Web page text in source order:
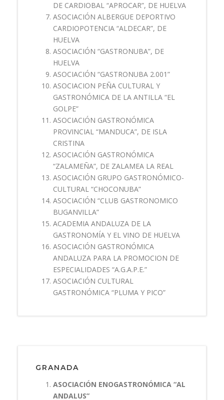
DE CARDIOBAL “APROCAR”, DE HUELVA
ASOCIACIÓN ALBERGUE DEPORTIVO
CARDIOPOTENCIA “ALDECAR”, DE
HUELVA
ASOCIACIÓN “GASTRONUBA”, DE
HUELVA
ASOCIACIÓN “GASTRONUBA 2.001”
ASOCIACION PEÑA CULTURAL Y
GASTRONÓMICA DE LA ANTILLA “EL
GOLPE”
ASOCIACIÓN GASTRONÓMICA
PROVINCIAL “MANDUCA”, DE ISLA
CRISTINA
ASOCIACIÓN GASTRONÓMICA
“ZALAMEÑA”, DE ZALAMEA LA REAL
ASOCIACIÓN GRUPO GASTRONÓMICO-
CULTURAL “CHOCONUBA”
ASOCIACIÓN “CLUB GASTRONOMICO
BUGANVILLA”
ACADEMIA ANDALUZA DE LA
GASTRONOMÍA Y EL VINO DE HUELVA
ASOCIACIÓN GASTRONÓMICA
ANDALUZA PARA LA PROMOCION DE
ESPECIALIDADES “A.G.A.P.E.”
ASOCIACIÓN CULTURAL
GASTRONÓMICA “PLUMA Y PICO”
GRANADA
ASOCIACIÓN ENOGASTRONÓMICA “AL
ANDALUS”